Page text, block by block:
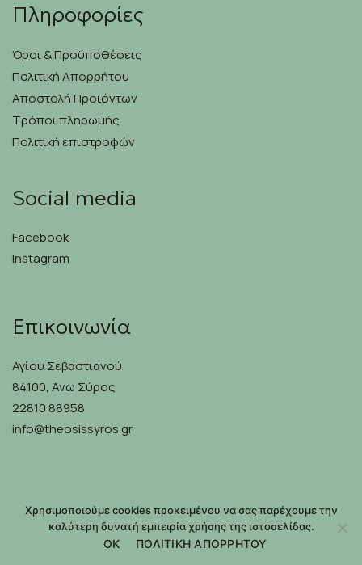
Πληροφορίες
Όροι & Προϋποθέσεις
Πολιτική Απορρήτου
Αποστολή Προϊόντων
Τρόποι πληρωμής
Πολιτική επιστροφών
Social media
Facebook
Instagram
Επικοινωνία
Αγίου Σεβαστιανού
84100, Άνω Σύρος
22810 88958
info@theosissyros.gr
©2026 THEOSIS | DEVELOPED & DESIGNED BY HIREMYCODE
Χρησιμοποιούμε cookies προκειμένου να σας παρέχουμε την
καλύτερη δυνατή εμπειρία χρήσης της ιστοσελίδας.
OK ΠΟΛΙΤΙΚΗ ΑΠΟΡΡΗΤΟΥ